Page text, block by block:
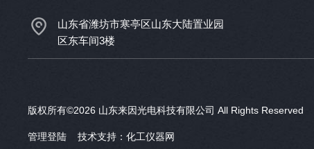
山东省潍坊市寒亭区山东大陆置业园
区东车间3楼
版权所有©2026 山东来因光电科技有限公司 All Rights Reserved
管理登陆 技术支持： 化工仪器网